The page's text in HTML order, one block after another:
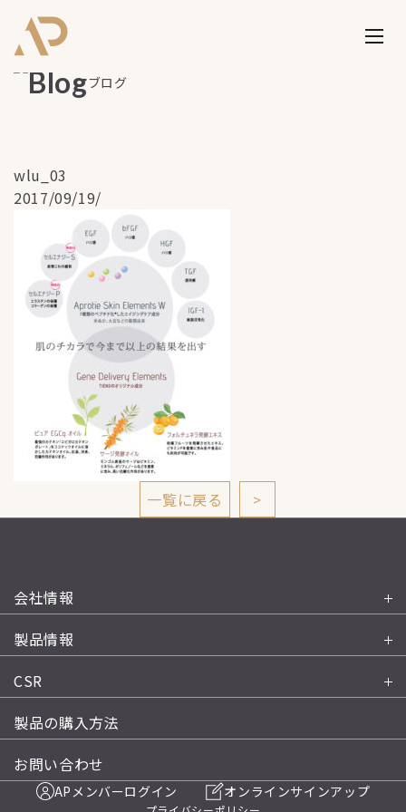
ブログ
wlu_03
2017/09/19/
一覧に戻る >
会社情報
製品情報
CSR
製品の購入方法
お問い合わせ
APメンバーログイン オンラインサインアップ